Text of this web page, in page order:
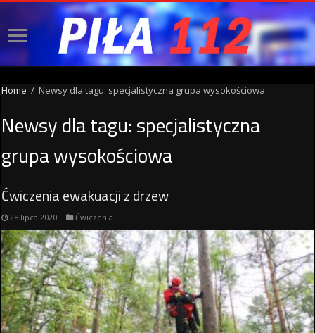
Home / Newsy dla tagu: specjalistyczna grupa wysokościowa
Newsy dla tagu:specjalistyczna
grupa wysokościowa
Ćwiczenia ewakuacji z drzew
28 lipca 2020 Ćwiczenia